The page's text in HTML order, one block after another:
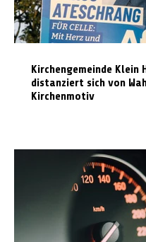
Kirchengemeinde Klein
distanziert sich von
Kirchenmotiv